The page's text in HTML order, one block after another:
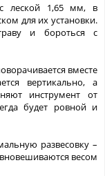
леской 1,65 мм, в
для их установки.
и бороться с
вместе
вертикально, а
инструмент от
будет ровной и
развесовку –
весом